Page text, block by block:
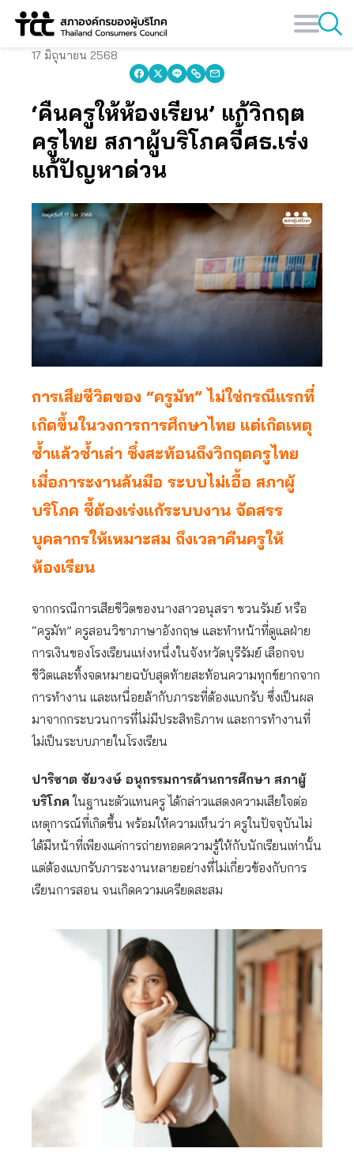
Skip
17 มิถุนายน 2568
‘คืนครูให้ห้องเรียน’ แก้วิกฤต
ครูไทย สภาผู้บริโภคจี้ศธ.เร่ง
แก้ปัญหาด่วน
การเสียชีวิตของ “ครูมัท” ไม่ใช่กรณีแรกที่
เกิดขึ้นในวงการการศึกษาไทย แต่เกิดเหตุ
ซ้ำแล้วซ้ำเล่า ซึ่งสะท้อนถึงวิกฤตครูไทย
เมื่อภาระงานล้นมือ ระบบไม่เอื้อ สภาผู้
บริโภค ชี้ต้องเร่งแก้ระบบงาน จัดสรร
บุคลากรให้เหมาะสม ถึงเวลาคืนครูให้
ห้องเรียน
จากกรณีการเสียชีวิตของนางสาวอนุสรา ชวนรัมย์ หรือ
“ครูมัท” ครูสอนวิชาภาษาอังกฤษ และทำหน้าที่ดูแลฝ่าย
การเงินของโรงเรียนแห่งหนึ่งในจังหวัดบุรีรัมย์ เลือกจบ
ชีวิตและทิ้งจดหมายฉบับสุดท้ายสะท้อนความทุกข์ยากจาก
การทำงาน และเหนื่อยล้ากับภาระที่ต้องแบกรับ ซึ่งเป็นผล
มาจากกระบวนการที่ไม่มีประสิทธิภาพ และการทำงานที่
ไม่เป็นระบบภายในโรงเรียน
ปาริชาต ชัยวงษ์ อนุกรรมการด้านการศึกษา สภาผู้
บริโภคในฐานะตัวแทนครู ได้กล่าวแสดงความเสียใจต่อ
เหตุการณ์ที่เกิดขึ้น พร้อมให้ความเห็นว่า ครูในปัจจุบันไม่
ได้มีหน้าที่เพียงแค่การถ่ายทอดความรู้ให้กับนักเรียนเท่านั้น
แต่ต้องแบกรับภาระงานหลายอย่างที่ไม่เกี่ยวข้องกับการ
เรียนการสอน จนเกิดความเครียดสะสม